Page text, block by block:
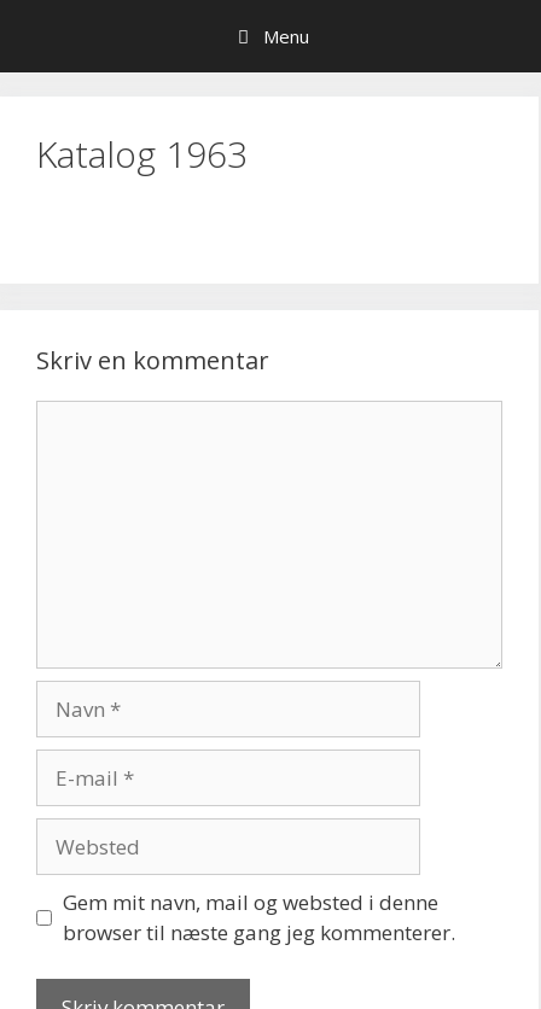
indhold
Menu
Katalog 1963
Skriv en kommentar
mail
Gem mit navn, mail og websted i denne
browser til næste gang jeg kommenterer.